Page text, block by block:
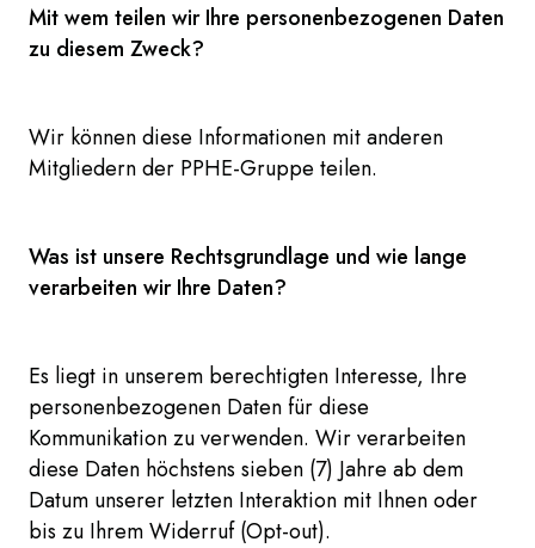
Mit wem teilen wir Ihre personenbezogenen Daten
zu diesem Zweck?
Wir können diese Informationen mit anderen
Mitgliedern der PPHE-Gruppe teilen.
Was ist unsere Rechtsgrundlage und wie lange
verarbeiten wir Ihre Daten?
Es liegt in unserem berechtigten Interesse, Ihre
personenbezogenen Daten für diese
Kommunikation zu verwenden. Wir verarbeiten
diese Daten höchstens sieben (7) Jahre ab dem
Datum unserer letzten Interaktion mit Ihnen oder
bis zu Ihrem Widerruf (Opt-out).